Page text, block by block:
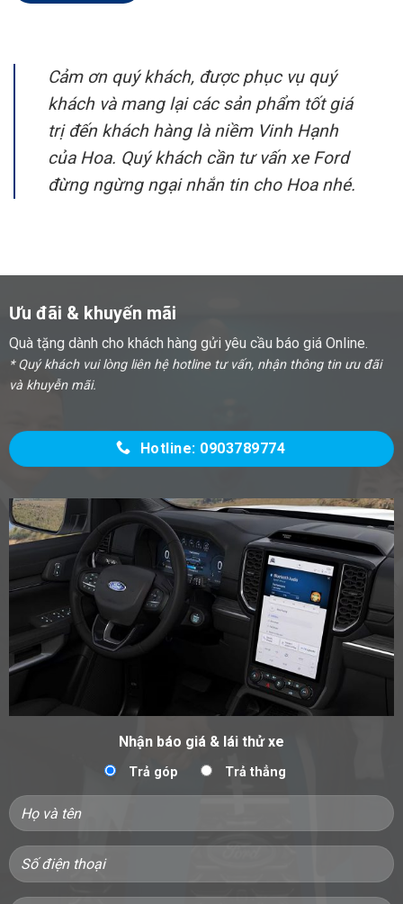
Cảm ơn quý khách, được phục vụ quý
khách và mang lại các sản phẩm tốt giá
trị đến khách hàng là niềm Vinh Hạnh
của Hoa. Quý khách cần tư vấn xe Ford
đừng ngừng ngại nhắn tin cho Hoa nhé.
Ưu đãi & khuyến mãi
Quà tặng dành cho khách hàng gửi yêu cầu báo giá Online.
* Quý khách vui lòng liên hệ hotline tư vấn, nhận thông tin ưu đãi
và khuyễn mãi.
Hotline: 0903789774
Nhận báo giá & lái thử xe
Trả góp Trả thẳng